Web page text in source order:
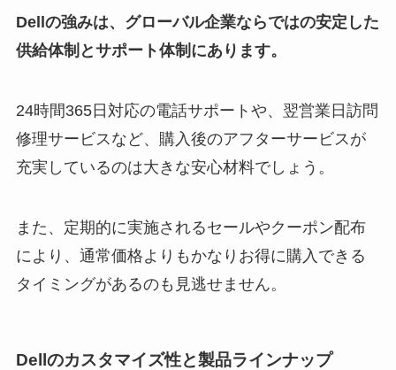
Dellの強みは、グローバル企業ならではの安定した
供給体制とサポート体制にあります。
24時間365日対応の電話サポートや、翌営業日訪問
修理サービスなど、購入後のアフターサービスが
充実しているのは大きな安心材料でしょう。
また、定期的に実施されるセールやクーポン配布
により、通常価格よりもかなりお得に購入できる
タイミングがあるのも見逃せません。
Dellのカスタマイズ性と製品ラインナップ